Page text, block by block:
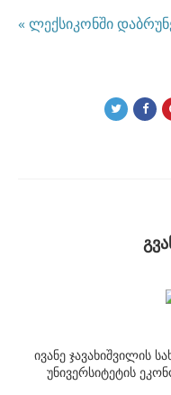
« ლექსიკონში
ივანე ჯავახიშვილის
უნივერსიტეტის